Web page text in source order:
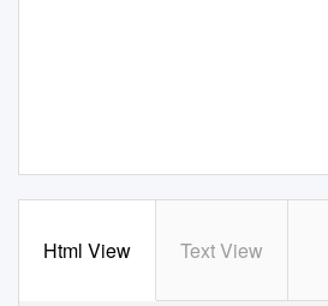
Html View Text View